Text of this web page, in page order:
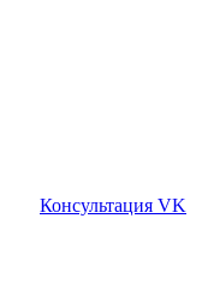
Консультация VK